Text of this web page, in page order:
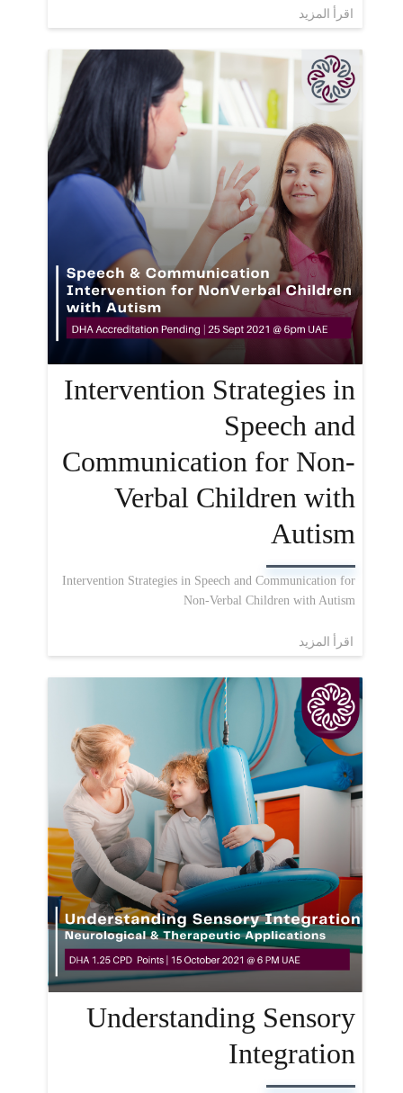
اقرأ المزيد
Intervention Strategies in
Speech and
Communication for Non-
Verbal Children with
Autism
Intervention Strategies in Speech and Communication for
Non-Verbal Children with Autism
اقرأ المزيد
Understanding Sensory
Integration